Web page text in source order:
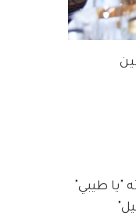
"يا طيبي"